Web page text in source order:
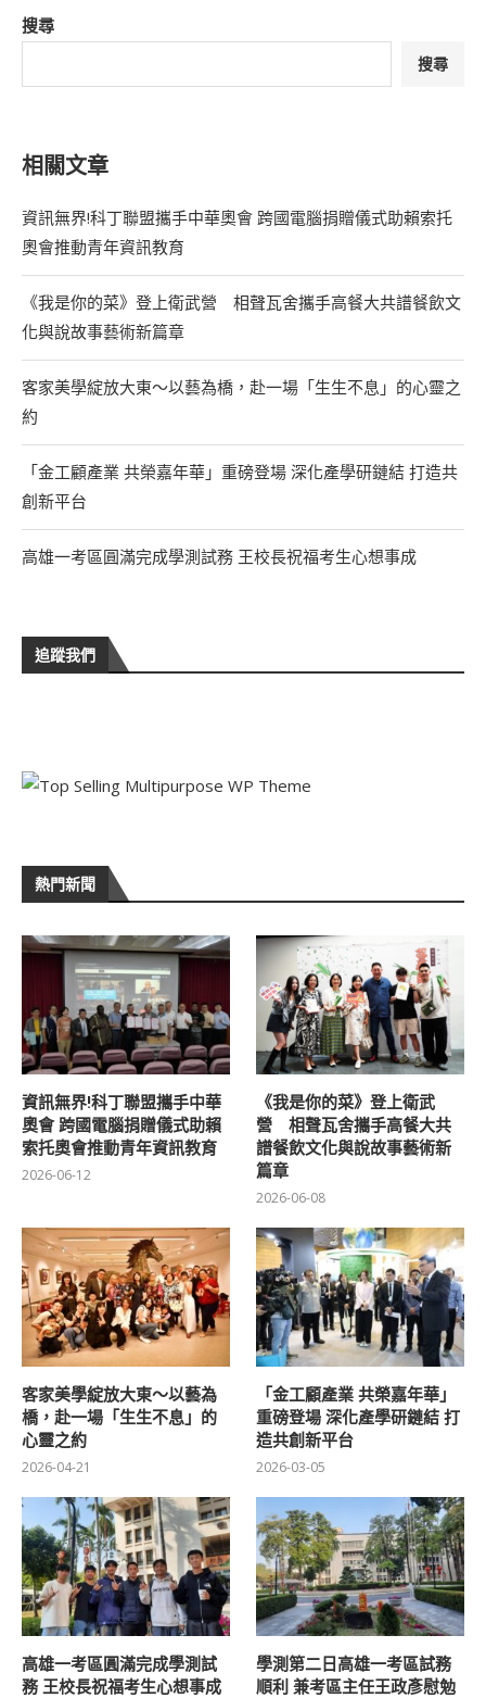
搜尋
搜尋
相關文章
資訊無界!科丁聯盟攜手中華奧會 跨國電腦捐贈儀式助賴索托
奧會推動青年資訊教育
《我是你的菜》登上衛武營 相聲瓦舍攜手高餐大共譜餐飲文
化與說故事藝術新篇章
客家美學綻放大東～以藝為橋，赴一場「生生不息」的心靈之
約
「金工顧產業 共榮嘉年華」重磅登場 深化產學研鏈結 打造共
創新平台
高雄一考區圓滿完成學測試務 王校長祝福考生心想事成
追蹤我們
熱門新聞
資訊無界!科丁聯盟攜手中華
奧會 跨國電腦捐贈儀式助賴
索托奧會推動青年資訊教育
2026-06-12
《我是你的菜》登上衛武
營 相聲瓦舍攜手高餐大共
譜餐飲文化與說故事藝術新
篇章
2026-06-08
客家美學綻放大東～以藝為
橋，赴一場「生生不息」的
心靈之約
2026-04-21
「金工顧產業 共榮嘉年華」
重磅登場 深化產學研鏈結 打
造共創新平台
2026-03-05
高雄一考區圓滿完成學測試
務 王校長祝福考生心想事成
學測第二日高雄一考區試務
順利 兼考區主任王政彥慰勉